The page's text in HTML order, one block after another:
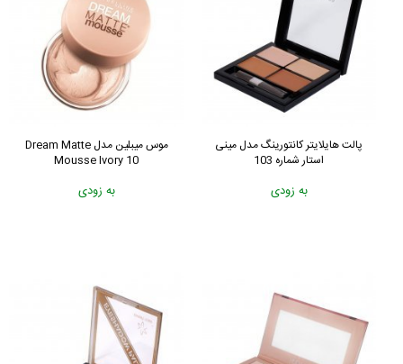
پالت هایلایتر کانتورینگ مدل مینی
استار شماره 103
به زودی
موس میبلین مدل Dream Matte
Mousse Ivory 10
به زودی